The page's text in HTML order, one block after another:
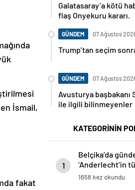
İsmail,
fakat
Galatasaray’a kötü
flaş Onyekuru kararı.
GÜNDEM 07 Ağustos
Trump’tan seçim
GÜNDEM 07 Ağustos
Avusturya başbakanı
ile ilgili bilinmeyenler
KATEGORİNİN
1
Belçika’da
‘Anderlecht’in
1658 kez okundu